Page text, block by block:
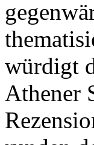
würdigt
Athener